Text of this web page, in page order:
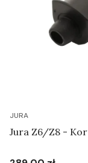
JURA
Jura Z6/Z8 -